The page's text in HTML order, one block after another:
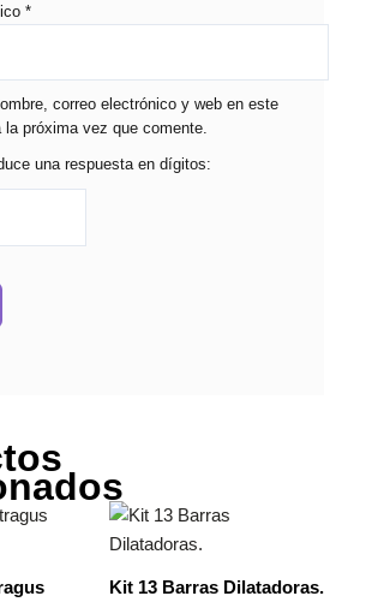
*
correo electrónico y web en este
la próxima vez que comente.
una respuesta en dígitos:
Kit 13 Barras Dilatadoras.